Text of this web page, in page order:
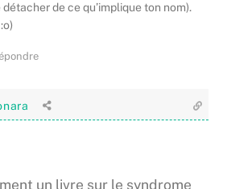
de ce qu’implique ton nom).
un livre sur le syndrome